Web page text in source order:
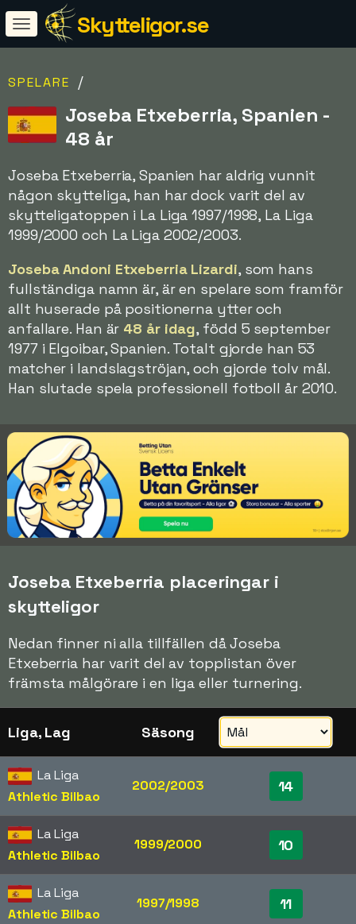
Skytteligor.se
SPELARE /
Joseba Etxeberria, Spanien -
48 år
Joseba Etxeberria, Spanien har aldrig vunnit
någon skytteliga, han har dock varit del av
skytteligatoppen i La Liga 1997/1998, La Liga
1999/2000 och La Liga 2002/2003.
Joseba Andoni Etxeberria Lizardi, som hans
fullständiga namn är, är en spelare som framför
allt huserade på positionerna ytter och
anfallare. Han är 48 år idag, född 5 september
1977 i Elgoibar, Spanien. Totalt gjorde han 53
matcher i landslagströjan, och gjorde tolv mål.
Han slutade spela professionell fotboll år 2010.
Joseba Etxeberria placeringar i
skytteligor
Nedan finner ni alla tillfällen då Joseba
Etxeberria har varit del av topplistan över
främsta målgörare i en liga eller turnering.
Liga, Lag Säsong
La Liga
Athletic Bilbao
2002/2003 14
La Liga
Athletic Bilbao
1999/2000 10
La Liga
Athletic Bilbao
1997/1998 11